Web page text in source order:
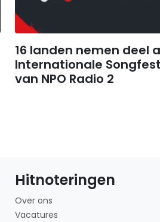
16 landen nemen deel
Internationale
van NPO Radio 2
Hitnoteringen
Over ons
Vacatures